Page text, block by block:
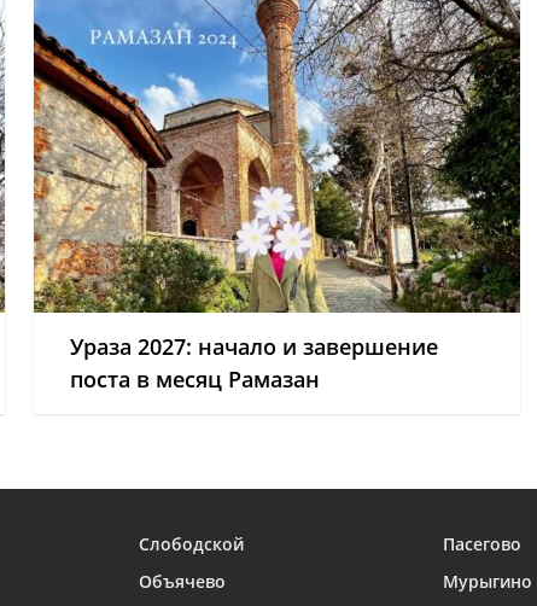
Ураза 2027: начало и завершение
поста в месяц Рамазан
Слободской Пасегово
Объячево Мурыгино